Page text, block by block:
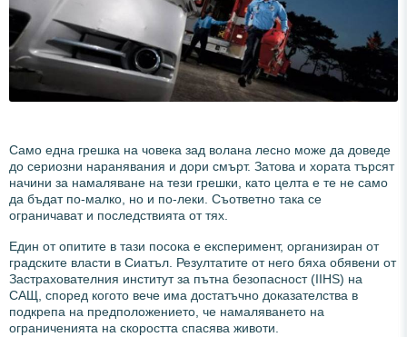
Само една грешка на човека зад волана лесно може да доведе
до сериозни наранявания и дори смърт. Затова и хората търсят
начини за намаляване на тези грешки, като целта е те не само
да бъдат по-малко, но и по-леки. Съответно така се
ограничават и последствията от тях.
Един от опитите в тази посока е експеримент, организиран от
градските власти в Сиатъл. Резултатите от него бяха обявени от
Застрахователния институт за пътна безопасност (IIHS) на
САЩ, според когото вече има достатъчно доказателства в
подкрепа на предположението, че намаляването на
ограниченията на скоростта спасява животи.